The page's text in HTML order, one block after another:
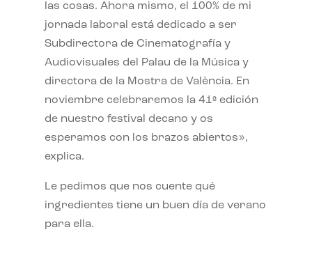
las cosas. Ahora mismo, el 100% de mi
jornada laboral está dedicado a ser
Subdirectora de Cinematografía y
Audiovisuales del Palau de la Música y
directora de la Mostra de València. En
noviembre celebraremos la 41ª edición
de nuestro festival decano y os
esperamos con los brazos abiertos»,
explica.
Le pedimos que nos cuente qué
ingredientes tiene un buen día de verano
para ella.